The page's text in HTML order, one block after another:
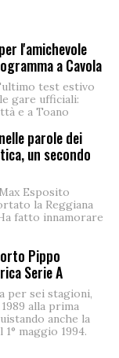
l'amichevole
a Cavola
test estivo
gare ufficiali:
e a Toano
parole dei
un secondo
Esposito
la Reggiana
fatto innamorare
Pippo
Serie A
per sei stagioni,
alla prima
anche la
maggio 1994.